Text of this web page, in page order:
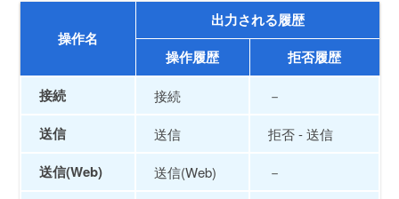
操作名
出力される履歴
操作履歴
拒否履歴
接続
接続 －
送信 送信 拒否 - 送信
送信(Web) 送信(Web) －